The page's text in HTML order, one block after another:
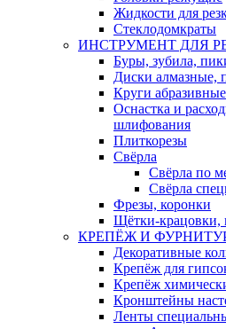
Жидкости для
Стеклодомкраты
ИНСТРУМЕНТ ДЛЯ
Буры, зубила,
Диски алмазные,
Круги абразивные
Оснастка и
шлифования
Плиткорезы
Свёрла
Свёрла по
Свёрла
Фрезы, коронки
Щётки-крацовки,
КРЕПЁЖ И
Декоративные
Крепёж для
Крепёж
Кронштейны
Ленты